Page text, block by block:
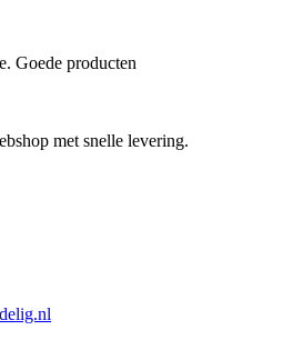
Goede producten
met snelle levering.